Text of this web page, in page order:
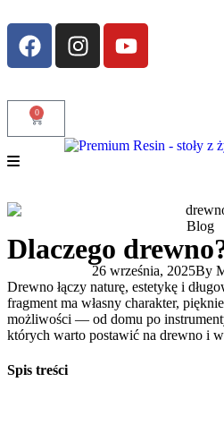
0
Blog
Dlaczego
26 września, 2025By
Drewno łączy naturę, estetykę i
fragment ma własny charakter,
możliwości — od domu po
których warto postawić na drewno i
Spis treści